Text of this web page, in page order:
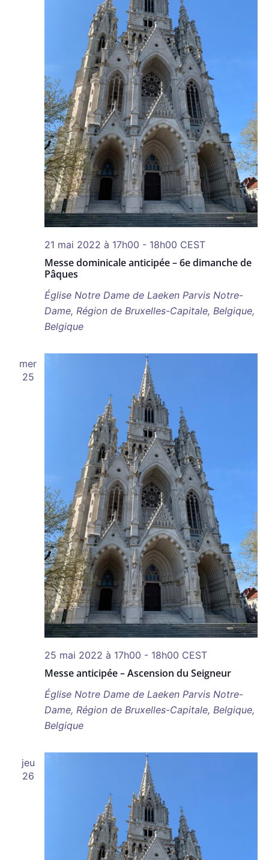
Messe dominicale anticipée – 6e dimanche de
Pâques
21 mai 2022 à 17h00 - 18h00 CEST
Église Notre Dame de Laeken Parvis Notre-
Dame, Région de Bruxelles-Capitale, Belgique,
Belgique
mer
25
Messe anticipée – Ascension du Seigneur
25 mai 2022 à 17h00 - 18h00 CEST
Église Notre Dame de Laeken Parvis Notre-
Dame, Région de Bruxelles-Capitale, Belgique,
Belgique
jeu
26